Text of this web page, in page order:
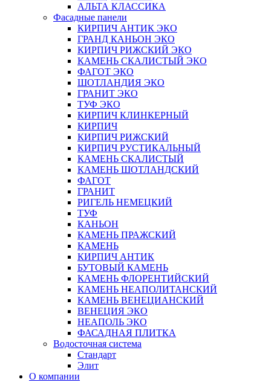
АЛЬТА КЛАССИКА
Фасадные панели
КИРПИЧ АНТИК ЭКО
ГРАНД КАНЬОН ЭКО
КИРПИЧ РИЖСКИЙ ЭКО
КАМЕНЬ СКАЛИСТЫЙ ЭКО
ФАГОТ ЭКО
ШОТЛАНДИЯ ЭКО
ГРАНИТ ЭКО
ТУФ ЭКО
КИРПИЧ КЛИНКЕРНЫЙ
КИРПИЧ
КИРПИЧ РИЖСКИЙ
КИРПИЧ РУСТИКАЛЬНЫЙ
КАМЕНЬ СКАЛИСТЫЙ
КАМЕНЬ ШОТЛАНДСКИЙ
ФАГОТ
ГРАНИТ
РИГЕЛЬ НЕМЕЦКИЙ
ТУФ
КАНЬОН
КАМЕНЬ ПРАЖСКИЙ
КАМЕНЬ
КИРПИЧ АНТИК
БУТОВЫЙ КАМЕНЬ
КАМЕНЬ ФЛОРЕНТИЙСКИЙ
КАМЕНЬ НЕАПОЛИТАНСКИЙ
КАМЕНЬ ВЕНЕЦИАНСКИЙ
ВЕНЕЦИЯ ЭКО
НЕАПОЛЬ ЭКО
ФАСАДНАЯ ПЛИТКА
Водосточная система
Стандарт
Элит
О компании